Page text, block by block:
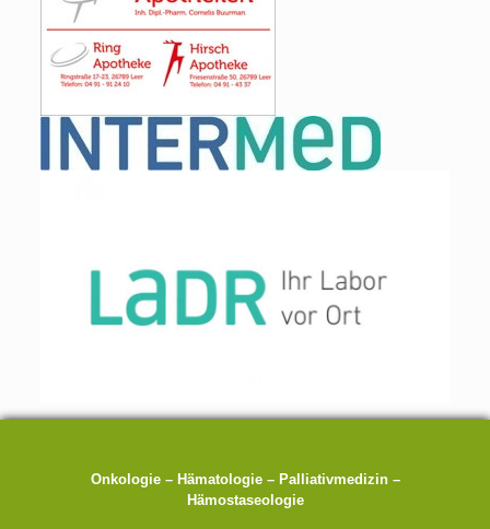
Onkologie – Hämatologie – Palliativmedizin –
Hämostaseologie